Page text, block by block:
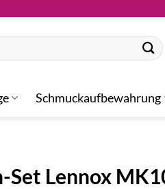
Schmuckaufbewahrung
Lennox